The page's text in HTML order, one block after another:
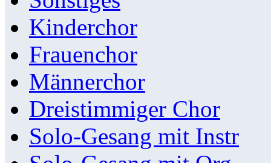
Kinderchor
Frauenchor
Männerchor
Dreistimmiger Chor
Solo-Gesang mit Instr